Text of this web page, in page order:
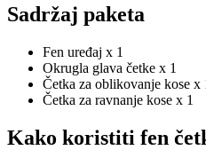
Sadržaj paketa
Fen uređaj x 1
Okrugla glava četke x 1
Četka za oblikovanje kose x
Četka za ravnanje kose x 1
Kako koristiti fen